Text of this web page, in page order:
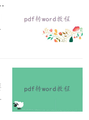
与格式校对指南！